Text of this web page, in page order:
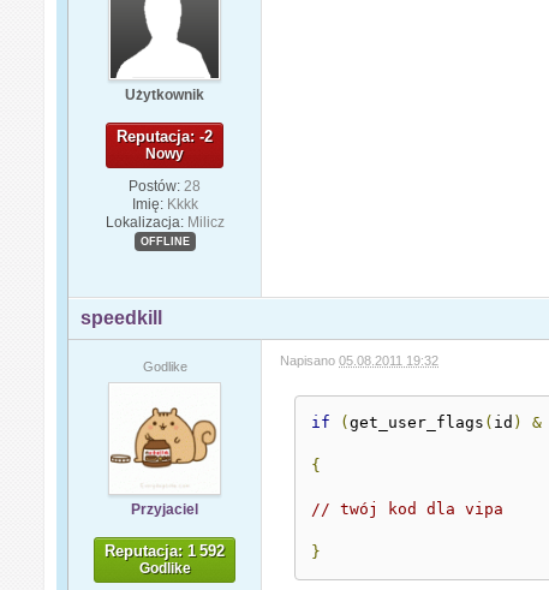
Użytkownik
Reputacja: -2
Nowy
Postów: 28
Imię: Kkkk
Lokalizacja: Milicz
OFFLINE
speedkill
Godlike
Przyjaciel
Reputacja: 1 592
Godlike
Napisano05.08.2011 19:32
if (get_user_flags ( id ) &
{
// twój kod dla vipa
}